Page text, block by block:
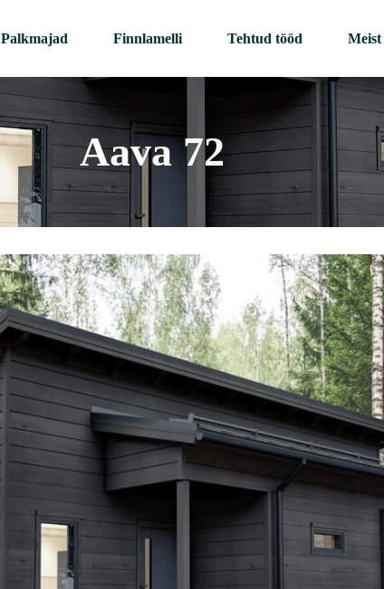
Palkmajad Finnlamelli Tehtud tööd Meist
Aava 72